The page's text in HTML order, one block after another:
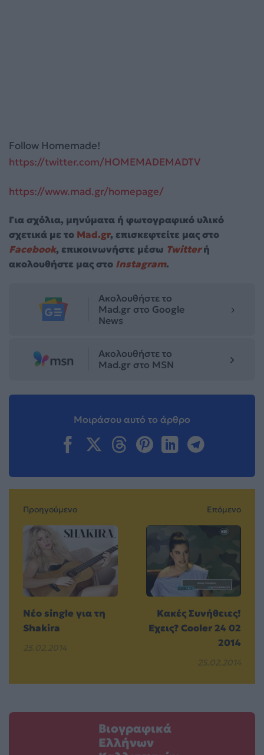
Follow Homemade!
https://twitter.com/HOMEMADEMADTV
https://www.mad.gr/homepage/
Για σχόλια, μηνύματα ή φωτογραφικό υλικό
σχετικά με το Mad.gr, επισκεφτείτε μας στο
Facebook, επικοινωνήστε μέσω Twitterή
ακολουθήστε μας στο Instagram.
Ακολουθήστε το
Mad.gr στο Google
News
Ακολουθήστε το
Mad.gr στο MSN
Μοιράσου αυτό το άρθρο
Προηγούμενο
Νέο single για τη
Shakira
25.02.2014
Επόμενο
Κακές Συνήθειες!
Εχεις? Cooler 24 02
2014
25.02.2014
Βιογραφικά
Ελλήνων